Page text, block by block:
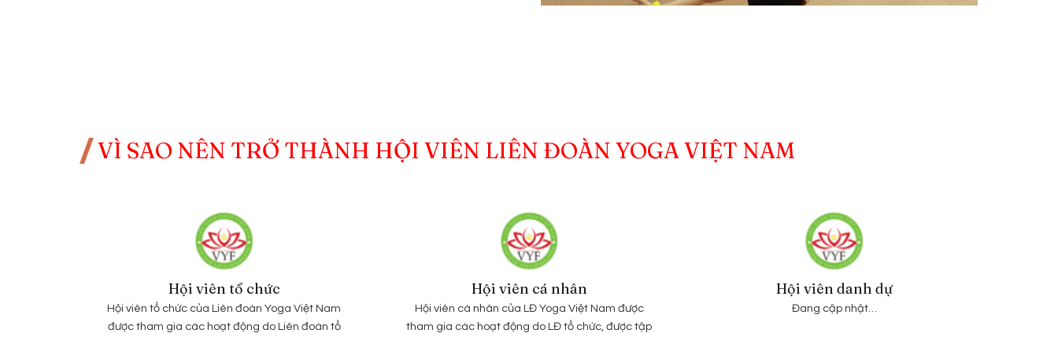
VÌ SAO NÊN TRỞ THÀNH HỘI VIÊN LIÊN ĐOÀN YOGA VIỆT NAM
Hội viên tổ chức
Hội viên tổ chức của Liên đoàn Yoga Việt Nam
được tham gia các hoạt động do Liên đoàn tổ
Hội viên cá nhân
Hội viên cá nhân của LĐ Yoga Việt Nam được
tham gia các hoạt động do LĐ tổ chức, được tập
Hội viên danh dự
Đang cập nhật…